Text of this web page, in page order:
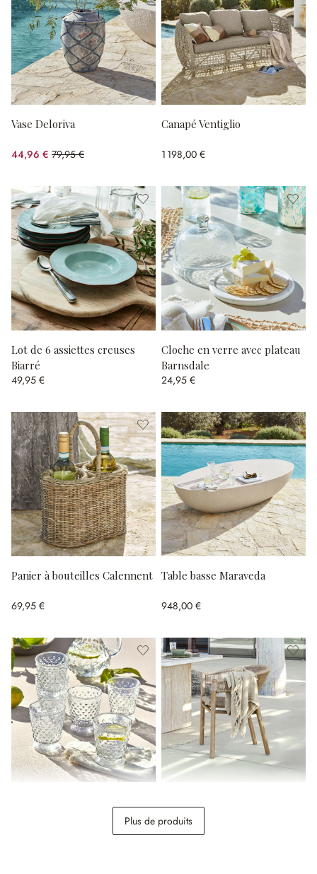
Vase Deloriva
44,96 € 79,95 €
(43.76%spared)
Canapé Ventiglio
1 198,00 €
Lot de 6 assiettes creuses
Biarré
49,95 €
Cloche en verre avec plateau
Barnsdale
24,95 €
Panier à bouteilles Calennent
69,95 €
Table basse Maraveda
948,00 €
Garmontique
348,00 €
Plus de produits